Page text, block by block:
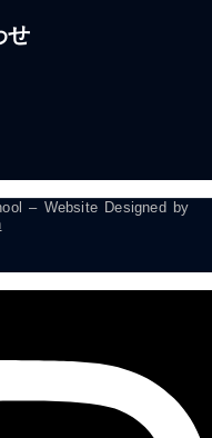
せ
– Website Designed by